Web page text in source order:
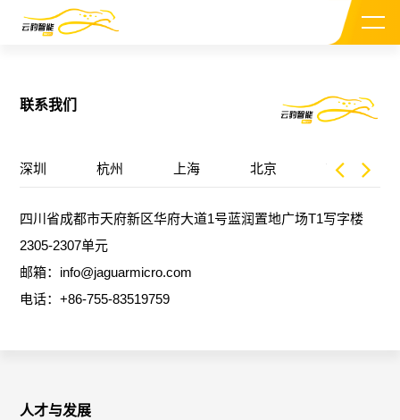
投资机构
联系我们
深圳 杭州 上海 北京 南京
四川省成都市天府新区华府大道1号蓝润置地广场T1写字楼
2305-2307单元
邮箱：info@jaguarmicro.com
电话：+86-755-83519759
人才与发展